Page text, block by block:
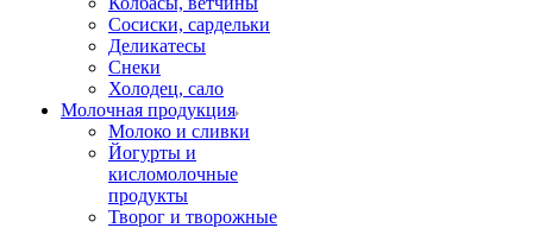
Сосиски, сардельки
Деликатесы
Снеки
Холодец, сало
Молочная продукция
Молоко и сливки
Йогурты и
кисломолочные
продукты
Творог и творожные